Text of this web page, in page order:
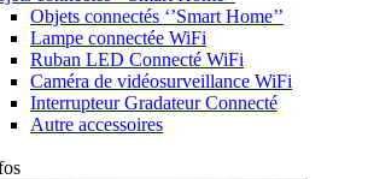
Objets connectés ‘’Smart Home’’
Lampe connectée WiFi
Ruban LED Connecté WiFi
Caméra de vidéosurveillance WiFi
Interrupteur Gradateur Connecté
Autre accessoires